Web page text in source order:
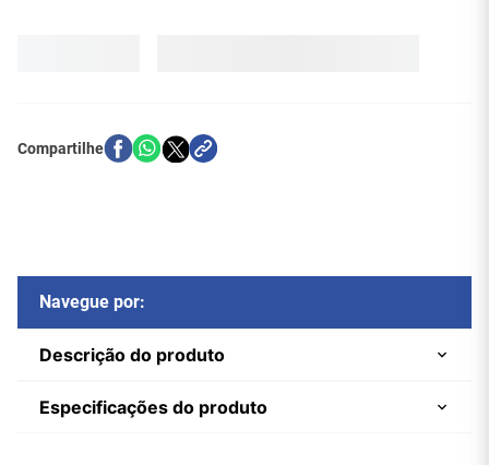
Navegue por:
Descrição do produto
Especificações do produto